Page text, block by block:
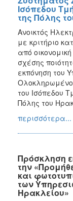
Ισόπεδου
της Πόλης
Ανοικτός
με κριτήριο
από
σχέσης
εκπόνηση του
του Ισόπεδου
Πόλης του
περισσότερα...
Πρόσκληση
την
και
των
Ηρακλείου»